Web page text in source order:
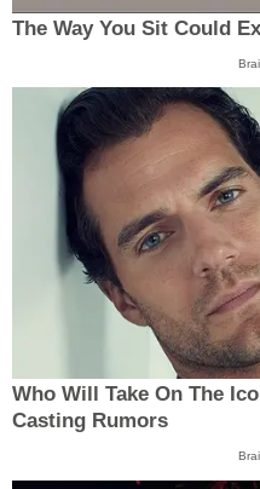
The Way You Sit Could
Who Will Take On The
Casting Rumors